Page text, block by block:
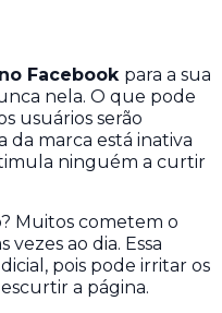
Facebook para a sua
nela. O que pode
usuários serão
da marca está inativa
ninguém a curtir
Muitos cometem o
ao dia. Essa
pois pode irritar os
a página.